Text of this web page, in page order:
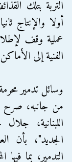
التربة بتلك
أولا والإنتاج
عملية وقف
الفنية إلى
وسائل تدمير
من جانبه، صرح
اللبنانية،
الجديد"، بأن
التدمير، بما